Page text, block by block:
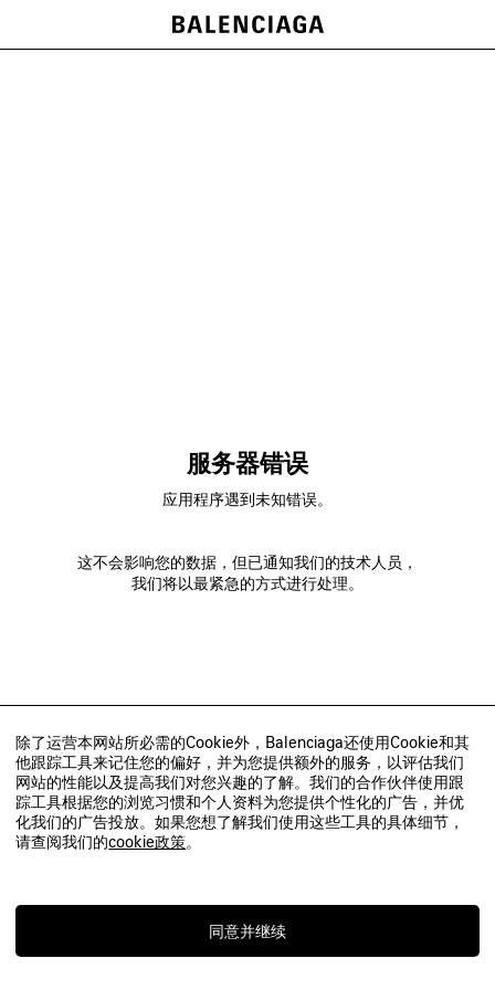
除了运营本网站所必需的Cookie外，Balenciaga还使用Cookie和其
他跟踪工具来记住您的偏好，并为您提供额外的服务，以评估我们
网站的性能以及提高我们对您兴趣的了解。我们的合作伙伴使用跟
踪工具根据您的浏览习惯和个人资料为您提供个性化的广告，并优
化我们的广告投放。如果您想了解我们使用这些工具的具体细节，
请查阅我们的cookie政策。
同意并继续
服务器错误
应用程序遇到未知错误。
这不会影响您的数据，但已通知我们的技术人员，
我们将以最紧急的方式进行处理。